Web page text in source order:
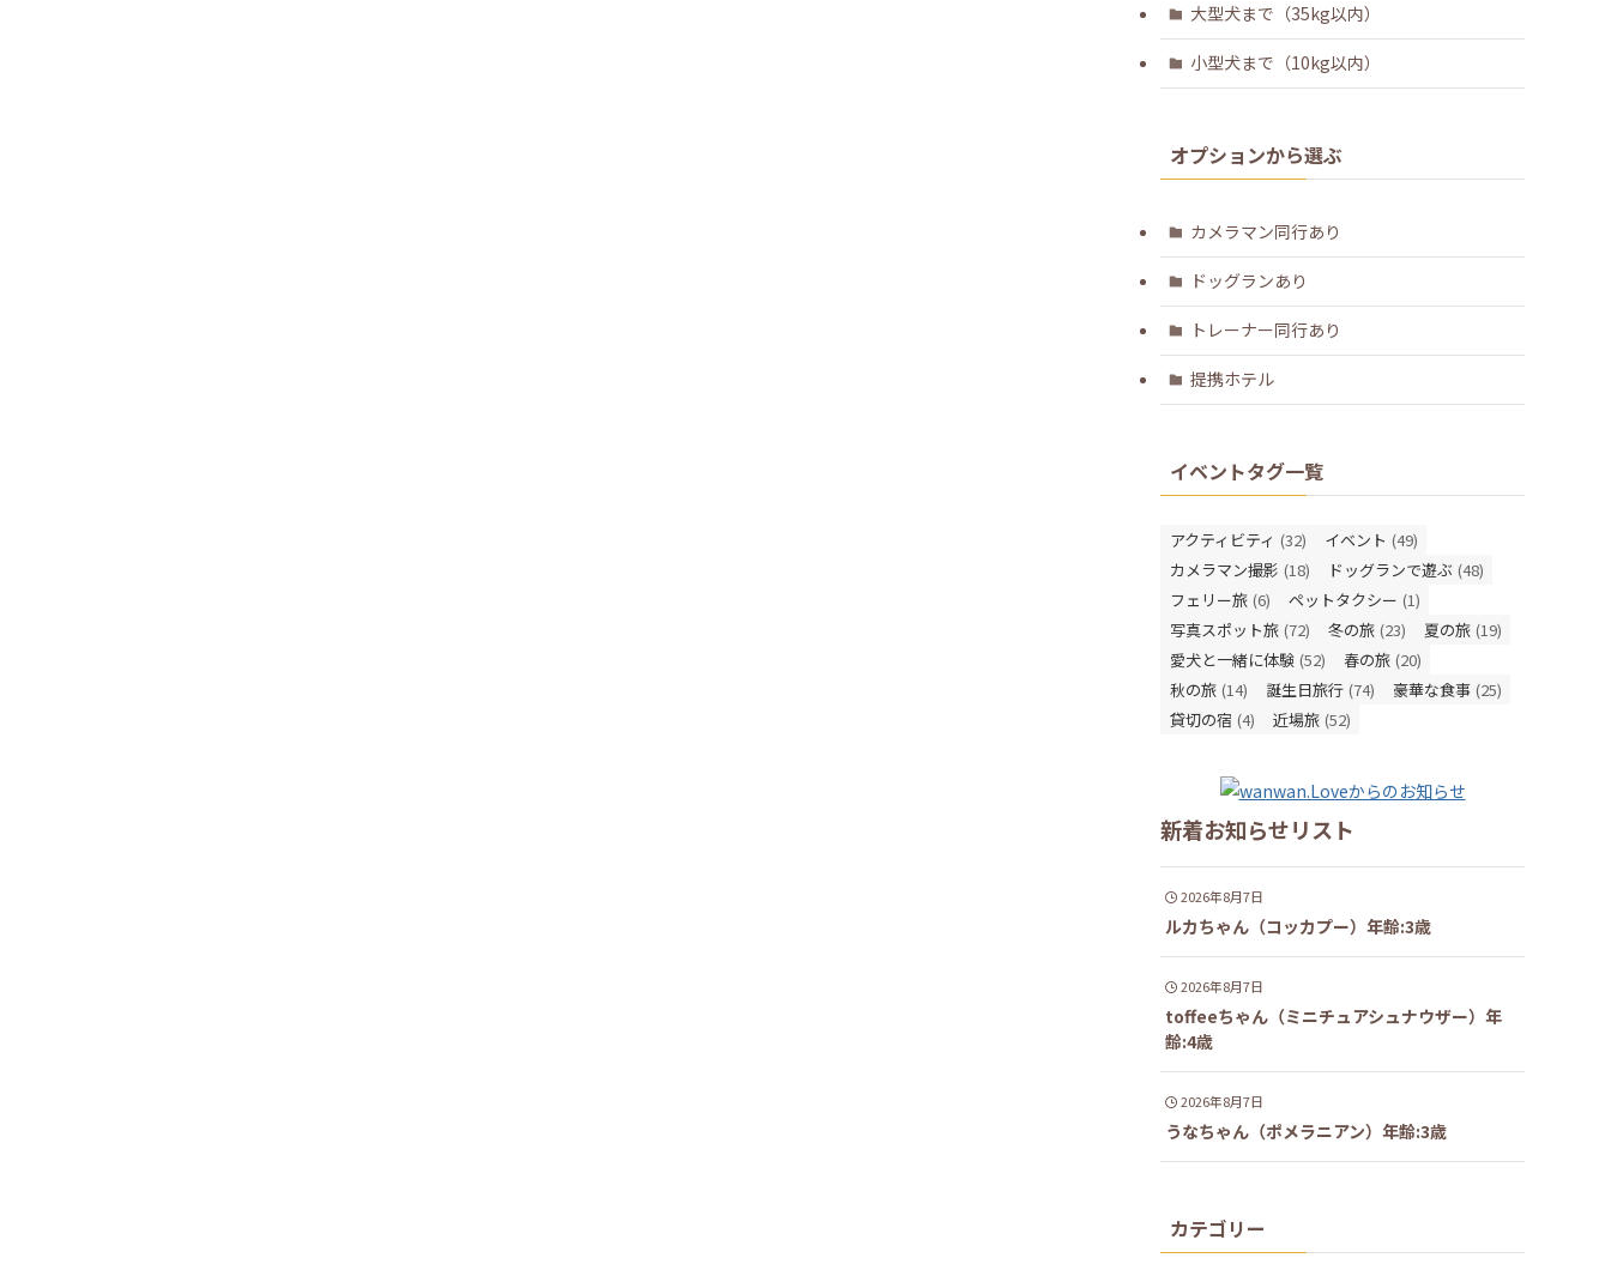
大型犬まで（35kg以内）
小型犬まで（10kg以内）
オプションから選ぶ
カメラマン同行あり
ドッグランあり
トレーナー同行あり
提携ホテル
イベントタグ一覧
アクティビティ (32) イベント (49)
カメラマン撮影 (18) ドッグランで遊ぶ (48)
フェリー旅 (6) ペットタクシー (1)
写真スポット旅 (72) 冬の旅 (23) 夏の旅 (19)
愛犬と一緒に体験 (52) 春の旅 (20)
秋の旅 (14) 誕生日旅行 (74) 豪華な食事 (25)
貸切の宿 (4) 近場旅 (52)
新着お知らせリスト
2026年8月7日
ルカちゃん（コッカプー）年齢:3歳
2026年8月7日
toffeeちゃん（ミニチュアシュナウザー）年
齢:4歳
2026年8月7日
うなちゃん（ポメラニアン）年齢:3歳
カテゴリー